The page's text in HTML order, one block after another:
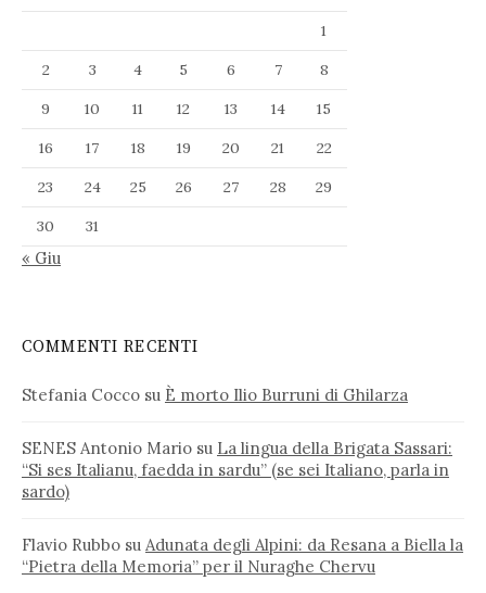
1
2
3 4 5 6 7
8
9
10 11 12 13 14
15
16
17 18 19 20 21
22
23
24 25 26 27 28
29
30
31
« Giu
COMMENTI RECENTI
Stefania Cocco su È morto Ilio Burruni di Ghilarza
SENES Antonio Mario su La lingua della Brigata Sassari:
“Si ses Italianu, faedda in sardu” (se sei Italiano, parla in
sardo)
Flavio Rubbo su Adunata degli Alpini: da Resana a Biella la
“Pietra della Memoria” per il Nuraghe Chervu